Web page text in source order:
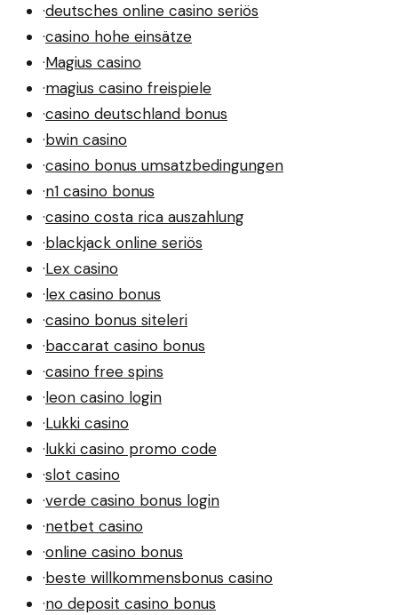
·deutsches online casino seriös
·casino hohe einsätze
·Magius casino
·magius casino freispiele
·casino deutschland bonus
·bwin casino
·casino bonus umsatzbedingungen
·n1 casino bonus
·casino costa rica auszahlung
·blackjack online seriös
·Lex casino
·lex casino bonus
·casino bonus siteleri
·baccarat casino bonus
·casino free spins
·leon casino login
·Lukki casino
·lukki casino promo code
·slot casino
·verde casino bonus login
·netbet casino
·online casino bonus
·beste willkommensbonus casino
·no deposit casino bonus